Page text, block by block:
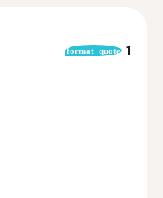
format_quote 1